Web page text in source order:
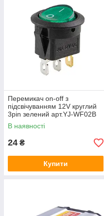
Перемикач on-off з
підсвічуванням 12V круглий
3pin зелений арт.YJ-WF02B
В наявності
24 ₴
Купити